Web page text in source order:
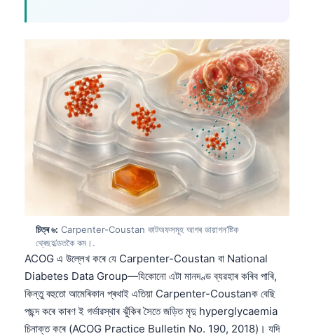
চিত্ৰ ৬: Carpenter-Coustan কাটঅফসমূহ আগৰ ডায়াগন’ষ্টিক
থ্ৰেছহ’ল্ডতকৈ কম।.
ACOG এ উল্লেখ কৰে যে Carpenter-Coustan বা National
Diabetes Data Group—যিকোনো এটা মানদণ্ড ব্যৱহাৰ কৰিব পাৰি,
কিন্তু বহুতো আমেৰিকান প্ৰথাই এতিয়া Carpenter-Coustanক বেছি
পছন্দ কৰে কাৰণ ই গৰ্ভাৱস্থাৰ ঝুঁকিৰ সৈতে জড়িত মৃদু hyperglycaemia
চিনাক্ত কৰে (ACOG Practice Bulletin No. 190, 2018)। যদি